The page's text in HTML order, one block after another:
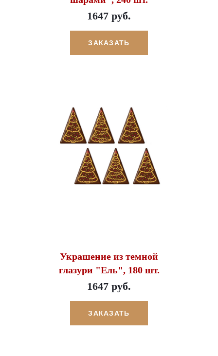
1647 руб.
ЗАКАЗАТЬ
Украшение из темной
глазури "Ель", 180 шт.
1647 руб.
ЗАКАЗАТЬ